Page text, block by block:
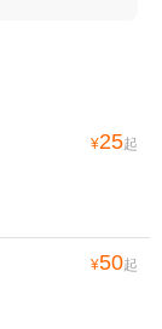
¥25起
¥50起